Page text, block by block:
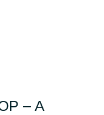
– A